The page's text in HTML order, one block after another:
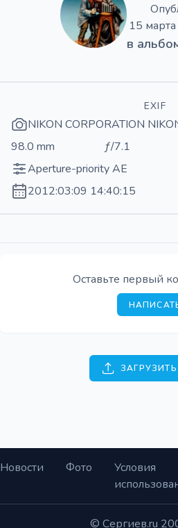
15
в
EXIF
NIKON CORPORATION
98.0 mm
ƒ/7.1
Aperture-priority AE
2012:03:09 14:40:15
Оставьте первый
Новости Фото
Условия
© Сергиев.ru